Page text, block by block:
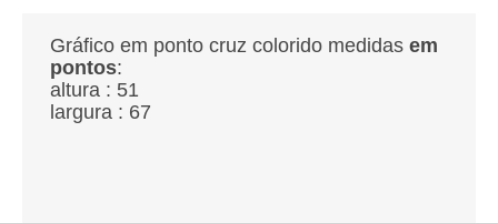
Gráfico em ponto cruz colorido medidas em
pontos:
altura : 51
largura : 67